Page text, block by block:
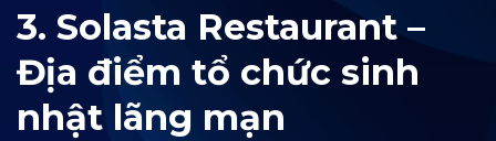
3. Solasta Restaurant –
Địa điểm tổ chức sinh
nhật lãng mạn